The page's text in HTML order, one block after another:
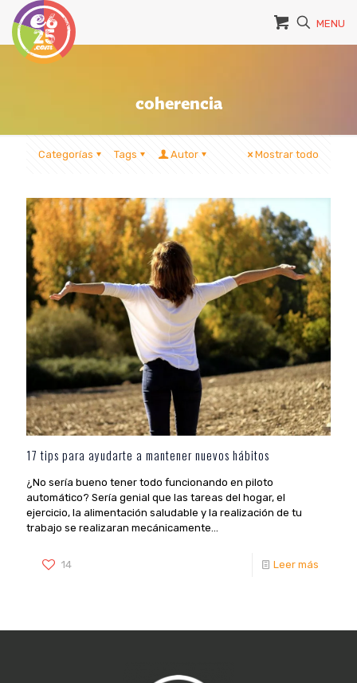
MENU
coherencia
Categorías Tags Autor Mostrar todo
17 tips para ayudarte a mantener nuevos hábitos
¿No sería bueno tener todo funcionando en piloto
automático? Sería genial que las tareas del hogar, el
ejercicio, la alimentación saludable y la realización de tu
trabajo se realizaran mecánicamente...
14 Leer más